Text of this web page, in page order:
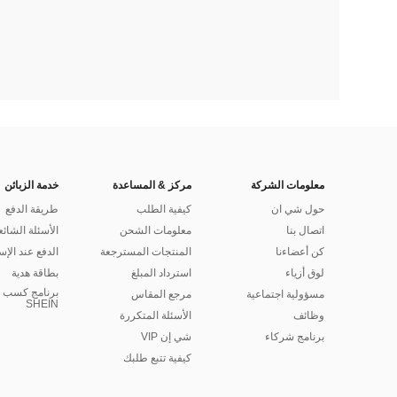
معلومات الشركة
حول شي ان
اتصال بنا
كن أعضاءنا
لوق أزياء
مسؤولية اجتماعية
وظائف
برنامج شركاء
مركز & المساعدة
كيفية الطلب
معلومات الشحن
المنتجات المسترجعة
استرداد المبلغ
مرجع المقاس
الأسئلة المتكررة
شي إن VIP
كيفية تتبع طلبك
خدمة الزبائن
طريقة الدفع
الأسئلة
الدفع عند
بطاقة هدية
برنامج كسب
SHEIN